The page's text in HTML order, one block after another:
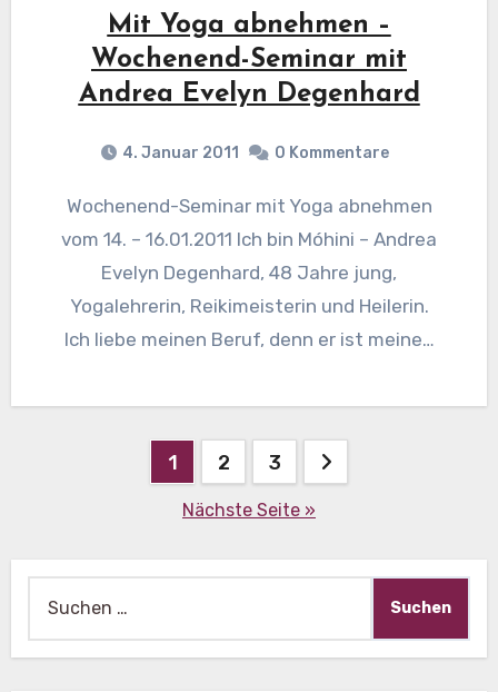
Mit Yoga abnehmen –
Wochenend-Seminar mit
Andrea Evelyn Degenhard
4. Januar 2011 0 Kommentare
Wochenend-Seminar mit Yoga abnehmen
vom 14. – 16.01.2011 Ich bin Móhini – Andrea
Evelyn Degenhard, 48 Jahre jung,
Yogalehrerin, Reikimeisterin und Heilerin.
Ich liebe meinen Beruf, denn er ist meine…
Beitragsnavigation
1 2 3
Nächste Seite »
nach: